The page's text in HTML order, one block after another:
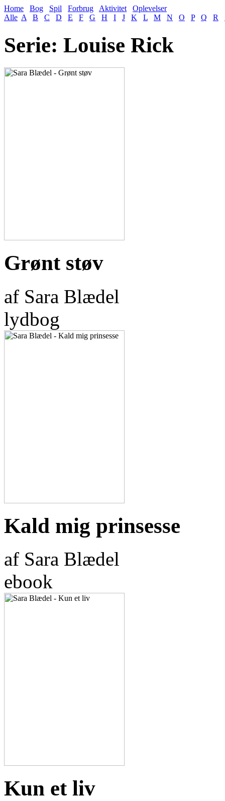
Home Bog Spil Forbrug Aktivitet
Oplevelser
Alle A B C D E F G H I J K L M N O P Q R
Serie: Louise Rick
Grønt støv
af Sara Blædel
lydbog
Kald mig prinsesse
af Sara Blædel
ebook
Kun et liv